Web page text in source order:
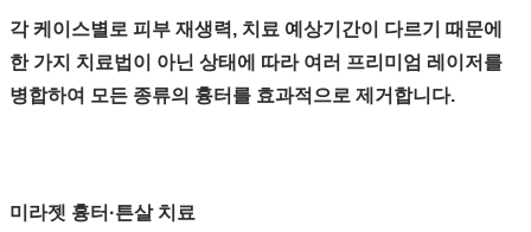
각 케이스별로 피부 재생력, 치료 예상기간이 다르기 때문에
한 가지 치료법이 아닌 상태에 따라 여러 프리미엄 레이저를
병합하여 모든 종류의 흉터를 효과적으로 제거합니다.
미라젯 흉터·튼살 치료